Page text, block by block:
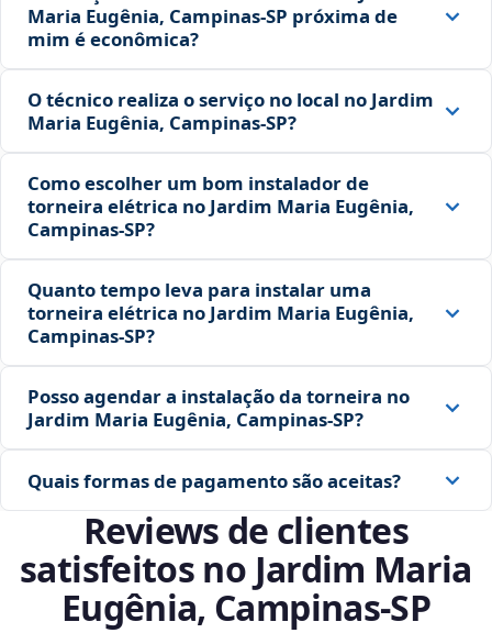
Maria Eugênia, Campinas‑SP próxima de
mim é econômica?
O técnico realiza o serviço no local no Jardim
Maria Eugênia, Campinas‑SP?
Como escolher um bom instalador de
torneira elétrica no Jardim Maria Eugênia,
Campinas‑SP?
Quanto tempo leva para instalar uma
torneira elétrica no Jardim Maria Eugênia,
Campinas‑SP?
Posso agendar a instalação da torneira no
Jardim Maria Eugênia, Campinas‑SP?
Quais formas de pagamento são aceitas?
Reviews de clientes
satisfeitos no Jardim Maria
Eugênia, Campinas‑SP